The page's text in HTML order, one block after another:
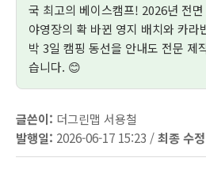
국 최고의 베이스캠프! 2026년 전
야영장의 확 바뀐 영지 배치와 카라
박 3일 캠핑 동선을 안내도 전문 제
습니다. 😊
글쓴이: 더그린맵 서용철
발행일: 2026-06-17 15:23 /최종 수